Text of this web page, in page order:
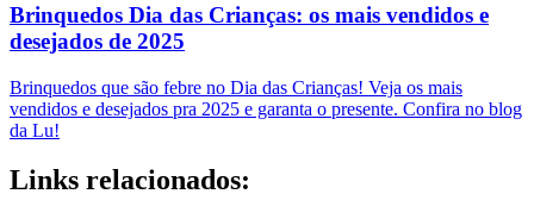
Brinquedos Dia das Crianças: os mais vendidos e
desejados de 2025
Brinquedos que são febre no Dia das Crianças! Veja os mais
vendidos e desejados pra 2025 e garanta o presente. Confira no blog
da Lu!
Links relacionados: